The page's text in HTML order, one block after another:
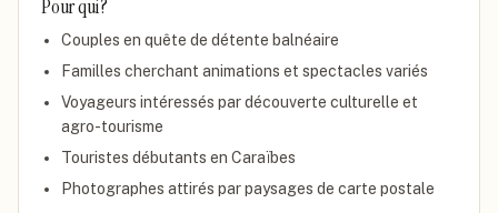
Pour qui ?
Couples en quête de détente balnéaire
Familles cherchant animations et spectacles variés
Voyageurs intéressés par découverte culturelle et
agro-tourisme
Touristes débutants en Caraïbes
Photographes attirés par paysages de carte postale